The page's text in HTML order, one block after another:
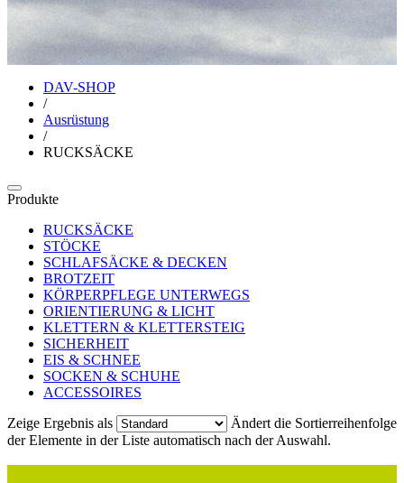
DAV-SHOP
/
Ausrüstung
/
RUCKSÄCKE
Produkte
RUCKSÄCKE
STÖCKE
SCHLAFSÄCKE & DECKEN
BROTZEIT
KÖRPERPFLEGE UNTERWEGS
ORIENTIERUNG & LICHT
KLETTERN & KLETTERSTEIG
SICHERHEIT
EIS & SCHNEE
SOCKEN & SCHUHE
ACCESSOIRES
Zeige Ergebnis als
Ändert die Sortierreihenfolge
der Elemente in der Liste automatisch nach der Auswahl.